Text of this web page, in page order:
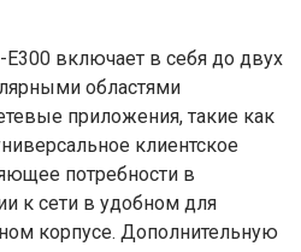
включает в себя до двух
областями
приложения, такие как
клиентское
потребности в
к сети в удобном для
корпусе. Дополнительную